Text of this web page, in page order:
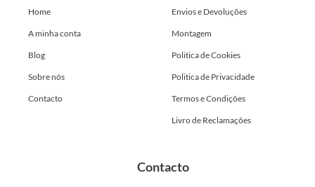
Home
A minha conta
Blog
Sobre nós
Contacto
Envios e Devoluções
Montagem
Politica de Cookies
Politica de Privacidade
Termos e Condições
Livro de Reclamações
Contacto